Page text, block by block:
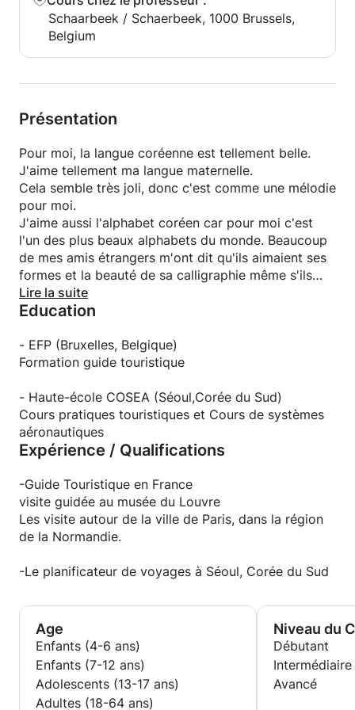
(Dakgangjeong)
- Poitrine de poulet sautée à la patate douce (Dak
gaseumsal bokkem)
(Hobakjook)
- Nouilles de haricots noirs coréennes avec repas et
- Kimchi
- curry coréen
- Soupe de boeuf aux algues (miyeok guk)
- Soupe coréenne du nouvel an (ddeok guk)
- Soupe miso coréenne (Dwen Jang Kuk)
Pendant le cours de cuisine, vous pouvez non
seulement apprendre à faire les plats mais aussi les
manières de table coréennes. (Comment utiliser des
Ça va être très intéressant car j'expliquerai
également l'origine du plat et quelques histoires
Mon cours de cuisine est également bon pour les
végétaliens car il existe de nombreux bons plats
asiatiques végétaliens que vous adoreriez.
mais il est possible de l’avoir aussi à votre place :)
Schaarbeek / Schaerbeek, 1000 Brussels,
Belgium
Présentation
Pour moi, la langue coréenne est tellement belle.
J'aime tellement ma langue maternelle.
Cela semble très joli, donc c'est comme une mélodie
pour moi.
J'aime aussi l'alphabet coréen car pour moi c'est
l'un des plus beaux alphabets du monde. Beaucoup
de mes amis étrangers m'ont dit qu'ils aimaient ses
formes et la beauté de sa calligraphie même s'ils
n'en comprenaient pas le sens.
Je souhaite que vous tombiez amoureux de cette
enseigner le coréen. J'aime aussi apprendre les
langues et la culture qui y est liée. J'aime
langues en général aux autres.
Lire la suite
Education
- EFP (Bruxelles, Belgique)
Formation guide touristique
- Haute-école COSEA (Séoul,Corée du Sud)
Cours pratiques touristiques et Cours de systèmes
aéronautiques
Expérience / Qualifications
-Guide Touristique en France
visite guidée au musée du Louvre
Les visite autour de la ville de Paris, dans la région
de la Normandie.
-Le planificateur de voyages à Séoul, Corée du Sud
Age
Enfants (4-6 ans)
Enfants (7-12 ans)
Adolescents (13-17 ans)
Adultes (18-64 ans)
Niveau du
Débutant
Intermédiaire
Avancé